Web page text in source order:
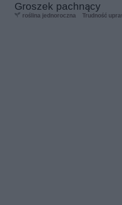
Groszek pachnący
roślina jednoroczna Trudność